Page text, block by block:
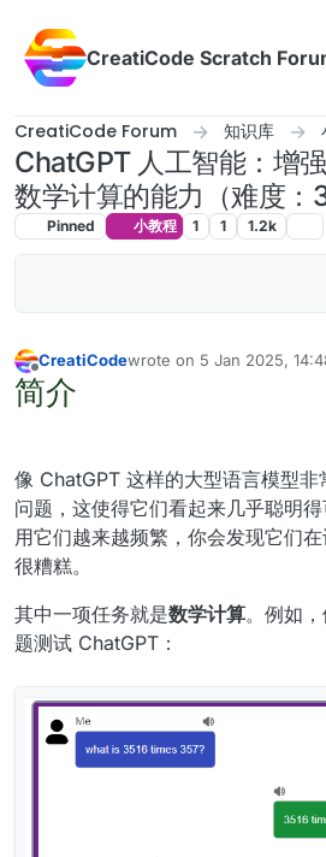
CreatiCode Scratch
CreatiCode Forum 知识库
ChatGPT 人工智能：增
数学计算的能力（难度：3
Pinned 小教程 1 1 1.2k
Offline
CreatiCodewrote on 5 Jan 2025,
last edited by admin5 Apr
简介
像 ChatGPT 这样的大型语言模型
问题，这使得它们看起来几乎聪明
用它们越来越频繁，你会发现它们
很糟糕。
其中一项任务就是数学计算。例如
题测试 ChatGPT：